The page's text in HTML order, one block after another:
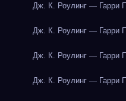
Дж. К. Роулинг — Гарри
Дж. К. Роулинг — Гарри
Дж. К. Роулинг — Гарри
Дж. К. Роулинг — Гарри